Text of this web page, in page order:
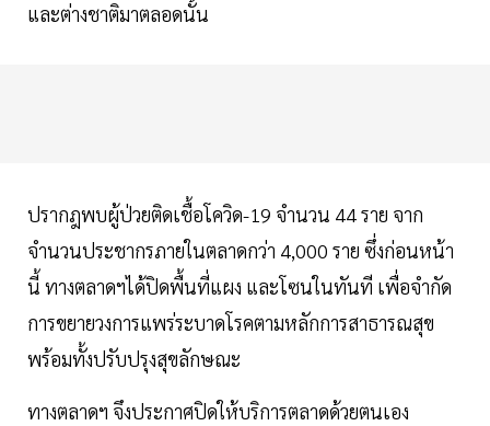
และต่างชาติมาตลอดนั้น
ปรากฎพบผู้ป่วยติดเชื้อโควิด-19 จำนวน 44 ราย จาก
จำนวนประชากรภายในตลาดกว่า 4,000 ราย ซึ่งก่อนหน้า
นี้ ทางตลาดฯได้ปิดพื้นที่แผง และโซนในทันที เพื่อจำกัด
การขยายวงการแพร่ระบาดโรคตามหลักการสาธารณสุข
พร้อมทั้งปรับปรุงสุขลักษณะ
ทางตลาดฯ จึงประกาศปิดให้บริการตลาดด้วยตนเอง